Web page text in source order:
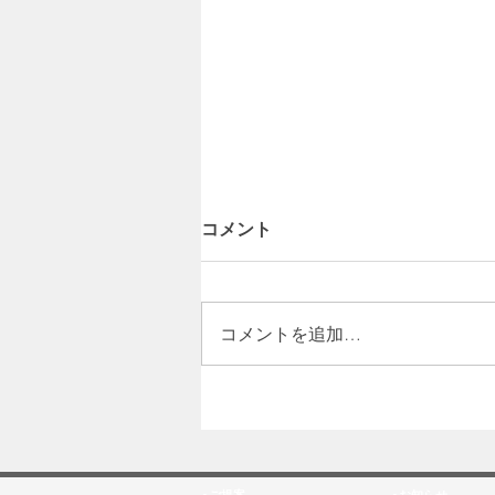
ロー デルタプロウルトラ
コメント
コメントを追加…